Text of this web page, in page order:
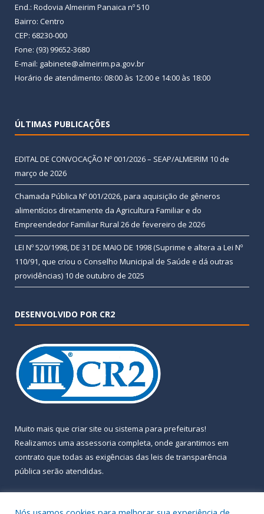
End.: Rodovia Almeirim Panaica nº 510
Bairro: Centro
CEP: 68230-000
Fone: (93) 99652-3680
E-mail: gabinete@almeirim.pa.gov.br
Horário de atendimento: 08:00 às 12:00 e 14:00 às 18:00
ÚLTIMAS PUBLICAÇÕES
EDITAL DE CONVOCAÇÃO Nº 001/2026 – SEAP/ALMEIRIM 10 de
março de 2026
Chamada Pública Nº 001/2026, para aquisição de gêneros
alimentícios diretamente da Agricultura Familiar e do
Empreendedor Familiar Rural 26 de fevereiro de 2026
LEI Nº 520/1998, DE 31 DE MAIO DE 1998 (Suprime e altera a Lei Nº
110/91, que criou o Conselho Municipal de Saúde e dá outras
providências) 10 de outubro de 2025
DESENVOLVIDO POR CR2
Muito mais que criar site ou sistema para prefeituras!
Realizamos uma assessoria completa, onde garantimos em
contrato que todas as exigências das leis de transparência
pública serão atendidas.